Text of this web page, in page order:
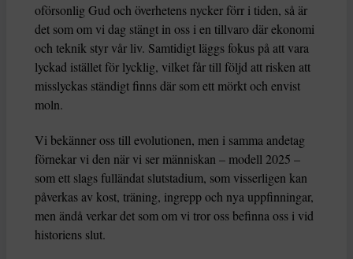
oförsonlig Gud och överhetens nycker förr i tiden, så är
det som om vi dag stängt in oss i en tillvaro där ekonomi
och teknik styr vår liv. Samtidigt läggs fokus på att vara
lyckad istället för lycklig, vilket får till följd att risken att
misslyckas ständigt finns där som ett mörkt och envist
moln.
Vi bekänner oss till evolutionen, men i samma andetag
förnekar vi den när vi ser människan – modell 2025 –
som ett slags fulländat slutstadium, som visserligen kan
påverkas av kost, träning, ingrepp och nya uppfinningar,
men ändå verkar det som om vi tror oss befinna oss i vid
historiens slut.